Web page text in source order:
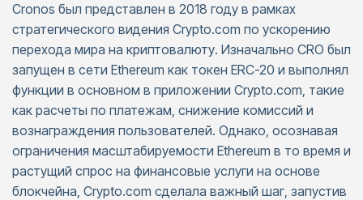
Cronos был представлен в 2018 году в рамках
стратегического видения Crypto.com по ускорению
перехода мира на криптовалюту. Изначально CRO был
запущен в сети Ethereum как токен ERC-20 и выполнял
функции в основном в приложении Crypto.com, такие
как расчеты по платежам, снижение комиссий и
вознаграждения пользователей. Однако, осознавая
ограничения масштабируемости Ethereum в то время и
растущий спрос на финансовые услуги на основе
блокчейна, Crypto.com сделала важный шаг, запустив